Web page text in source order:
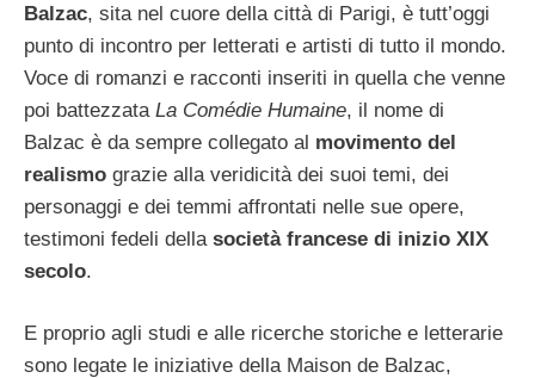
Balzac, sita nel cuore della città di Parigi, è tutt’oggi
punto di incontro per letterati e artisti di tutto il mondo.
Voce di romanzi e racconti inseriti in quella che venne
poi battezzata La Comédie Humaine, il nome di
Balzac è da sempre collegato al movimento del
realismo grazie alla veridicità dei suoi temi, dei
personaggi e dei temmi affrontati nelle sue opere,
testimoni fedeli della società francese di inizio XIX
secolo.
E proprio agli studi e alle ricerche storiche e letterarie
sono legate le iniziative della Maison de Balzac,